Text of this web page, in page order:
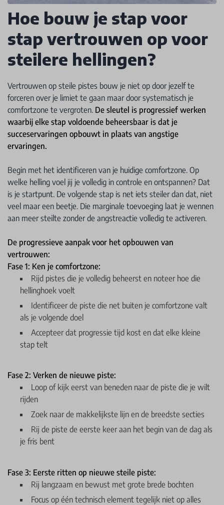
Hoe bouw je stap voor
stap vertrouwen op voor
steilere hellingen?
Vertrouwen op steile pistes bouw je niet op door jezelf te
forceren over je limiet te gaan maar door systematisch je
comfortzone te vergroten. De sleutel is progressief werken
waarbij elke stap voldoende beheersbaar is dat je
succeservaringen opbouwt in plaats van angstige
ervaringen.
Begin met het identificeren van je huidige comfortzone. Op
welke helling voel jij je volledig in controle en ontspannen? Dat
is je startpunt. De volgende stap is net iets steiler dan dat, niet
veel maar een beetje. Die marginale toevoeging laat je wennen
aan meer steilte zonder de angstreactie volledig te activeren.
De progressieve aanpak voor het opbouwen van
vertrouwen:
Fase 1: Ken je comfortzone:
Rijd pistes die je volledig beheerst en noteer hoe die
hellinghoek voelt
Identificeer de piste die net buiten je comfortzone valt
als je volgende doel
Accepteer dat progressie tijd kost en dat elke kleine
stap telt
Fase 2: Verken de nieuwe piste:
Loop of kijk eerst van beneden naar de piste die je wilt
rijden
Zoek naar de makkelijkste lijn en de breedste secties
Rij de piste de eerste keer aan het begin van de dag als
je fris bent
Fase 3: Eerste ritten op nieuwe steile piste:
Rij langzaam en bewust met grote brede bochten
Focus op één technisch element tegelijk niet op alles